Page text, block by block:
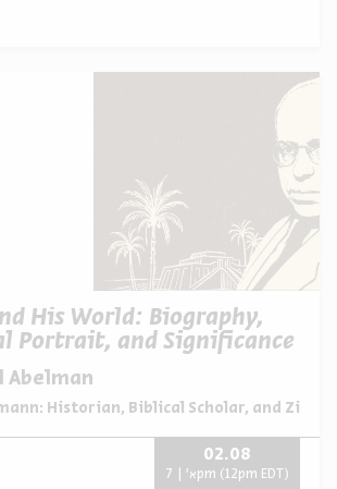
His World: Biography,
Portrait, and Significance
Abelman
Historian, Biblical Scholar, and
02.08
א' | 7pm (12pm EDT)